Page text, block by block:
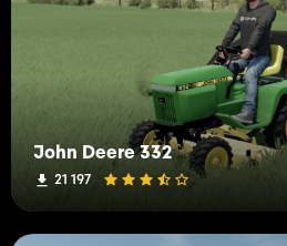
John Deere 332
21 197